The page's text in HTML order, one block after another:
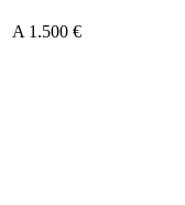
A 1.500 €